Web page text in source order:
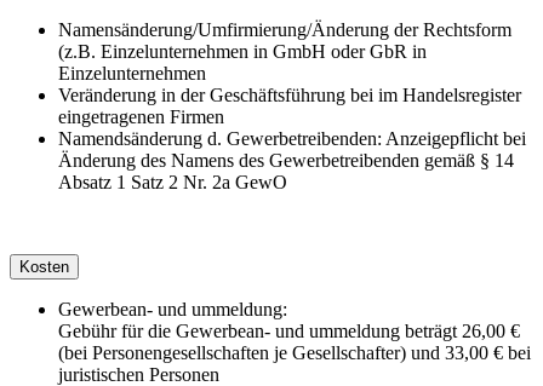
Namensänderung/Umfirmierung/Änderung der Rechtsform
(z.B. Einzelunternehmen in GmbH oder GbR in
Einzelunternehmen
Veränderung in der Geschäftsführung bei im Handelsregister
eingetragenen Firmen
Namendsänderung d. Gewerbetreibenden: Anzeigepflicht bei
Änderung des Namens des Gewerbetreibenden gemäß § 14
Absatz 1 Satz 2 Nr. 2a GewO
Kosten
Gewerbean- und ummeldung:
Gebühr für die Gewerbean- und ummeldung beträgt 26,00 €
(bei Personengesellschaften je Gesellschafter) und 33,00 € bei
juristischen Personen